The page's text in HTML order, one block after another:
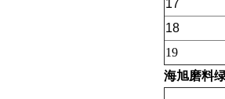
17
18
19
海旭磨料